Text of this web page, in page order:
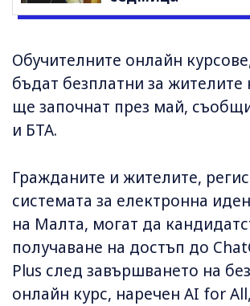
Обучителните онлайн
бъдат безплатни за
ще започнат през май,
и БТА.
Гражданите и жителите,
системата за електронна
на Малта, могат да
получаване на достъп до
Plus след завършването на
онлайн курс, наречен AI for